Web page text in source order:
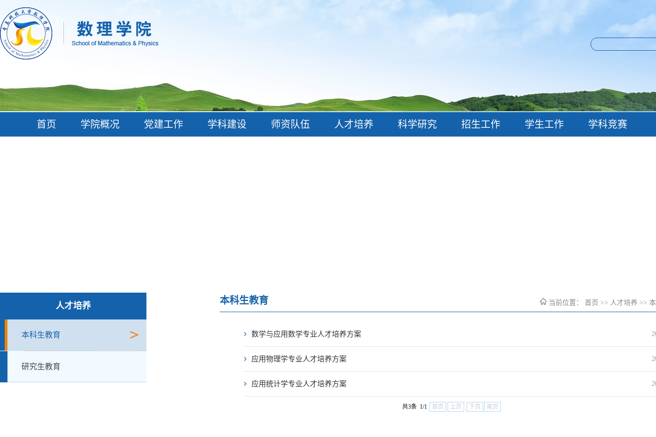
首页 学院概况 党建工作 学科建设 师资队伍 人才培养 科学研究 招生工作 学生工作 学科竞赛
人才培养
本科生教育
研究生教育
本科生教育 当前位置： 首页 >> 人才培养 >>
数学与应用数学专业人才培养方案
应用物理学专业人才培养方案
应用统计学专业人才培养方案
共3条 1/1 首页 上页 下页 尾页